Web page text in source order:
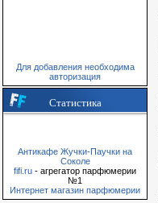
Для добавления необходима
авторизация
Статистика
Антикафе Жучки-Паучки на
Соколе
fifi.ru - агрегатор парфюмерии
№1
Интернет магазин парфюмерии